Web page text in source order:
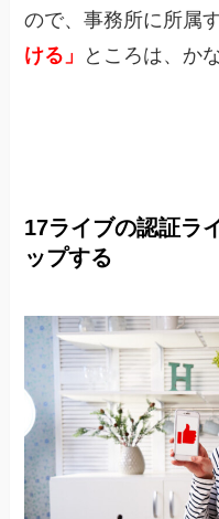
ので、事務所に所属
ける」
ところは、か
17ライブの認証ラ
ップする